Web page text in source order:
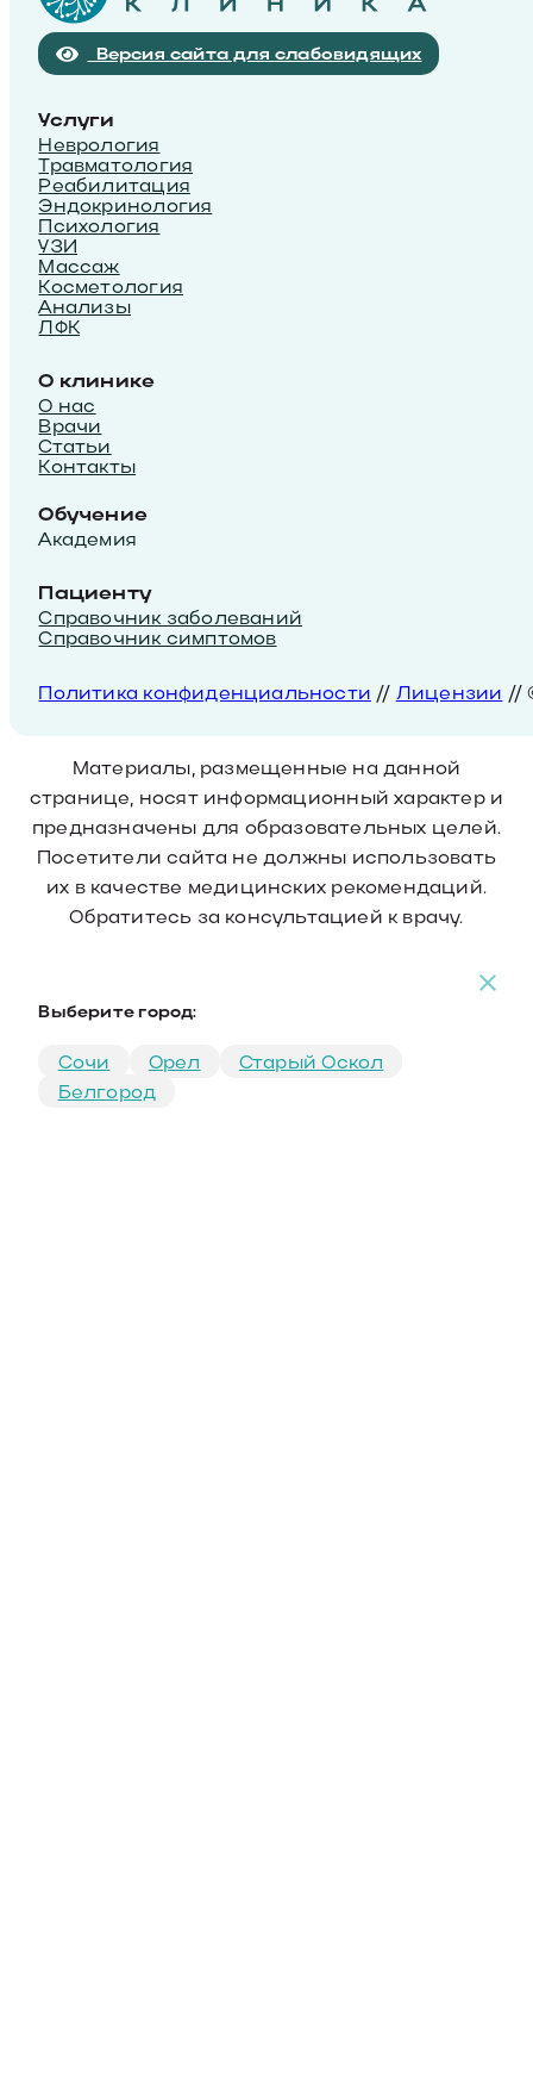
Версия сайта для слабовидящих
Услуги
Неврология
Травматология
Реабилитация
Эндокринология
Психология
УЗИ
Массаж
Косметология
Анализы
ЛФК
О клинике
О нас
Врачи
Статьи
Контакты
Обучение
Академия
Пациенту
Справочник заболеваний
Справочник симптомов
Политика конфиденциальности // Лицензии //
Материалы, размещенные на данной
странице, носят информационный характер и
предназначены для образовательных целей.
Посетители сайта не должны использовать
их в качестве медицинских рекомендаций.
Обратитесь за консультацией к врачу.
Выберите город:
Сочи Орел
Старый Оскол
Белгород